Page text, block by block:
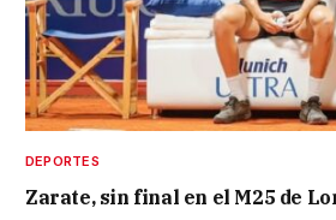
DEPORTES
Zarate, sin final en el M25 de